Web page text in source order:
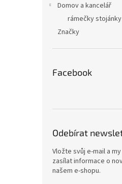
Domov a kancelář
rámečky stojánky
Značky
Facebook
Odebírat
Vložte svůj e-mail a
zasílat informace o
našem e-shopu.